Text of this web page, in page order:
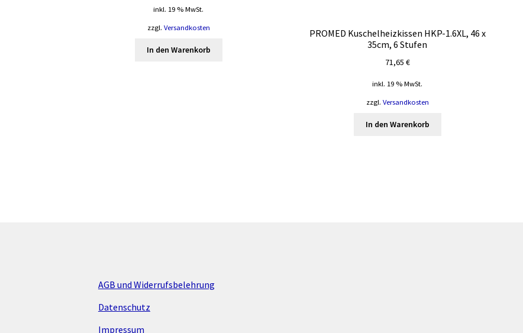
inkl. 19 % MwSt.
zzgl. Versandkosten
In den Warenkorb
PROMED Kuschelheizkissen HKP-1.6XL, 46 x
35cm, 6 Stufen
71,65 €
inkl. 19 % MwSt.
zzgl. Versandkosten
In den Warenkorb
AGB und Widerrufsbelehrung
Datenschutz
Impressum